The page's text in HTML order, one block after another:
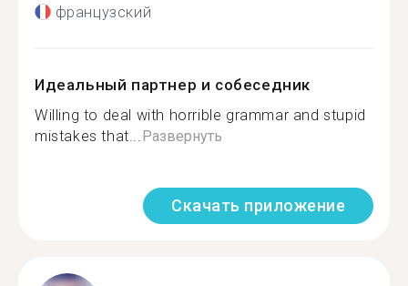
французский
Идеальный партнер и собеседник
Willing to deal with horrible grammar and stupid
mistakes that... Развернуть
Скачать приложение